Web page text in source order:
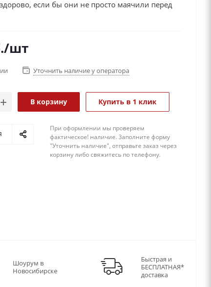
если бы они не просто маячили перед
на достижения новых вершин,
/шт
Уточнить наличие у оператора
В корзину Купить в 1 клик
При оформлении мы проверяем
фактическое! наличие. 3аполните форму
"Уточнить наличие", отправьте заказ через
корзину либо свяжитесь по телефону.
Шоурум в
Новосибирске
Быстрая и
БЕСПЛАТНАЯ*
доставка